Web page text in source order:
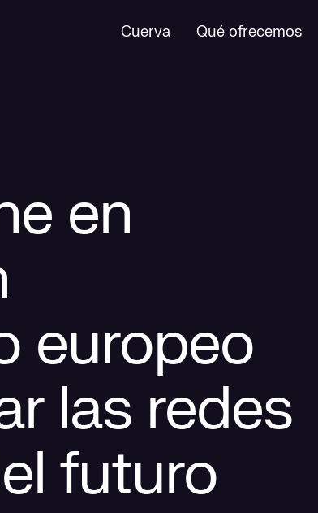
Cuerva Qué ofrecemos
en
europeo
las redes
futuro